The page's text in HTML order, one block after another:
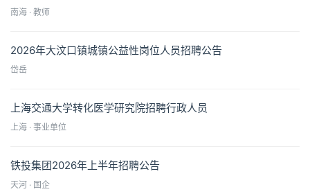
南海 · 教师
2026年大汶口镇城镇公益性岗位人员招聘公告
岱岳
上海交通大学转化医学研究院招聘行政人员
上海 · 事业单位
铁投集团2026年上半年招聘公告
天河 · 国企